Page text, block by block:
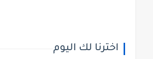
اخترنا لك اليوم